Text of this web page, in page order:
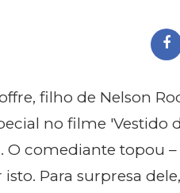
filho de Nelson
no filme 'Vestido
O comediante topou
Para surpresa